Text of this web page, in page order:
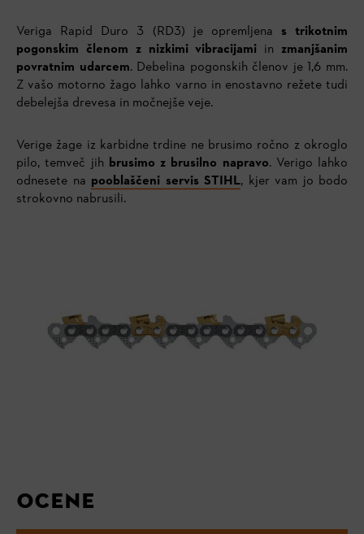
Veriga Rapid Duro 3 (RD3) je opremljena s trikotnim
pogonskim členom z nizkimi vibracijami inzmanjšanim
povratnim udarcem. Debelina pogonskih členov je 1,6 mm.
Z vašo motorno žago lahko varno in enostavno režete tudi
debelejša drevesa in močnejše veje.
Verige žage iz karbidne trdine ne brusimo ročno z okroglo
pilo, temveč jih brusimo z brusilno napravo. Verigo lahko
odnesete na pooblaščeni servis STIHL, kjer vam jo bodo
strokovno nabrusili.
OCENE